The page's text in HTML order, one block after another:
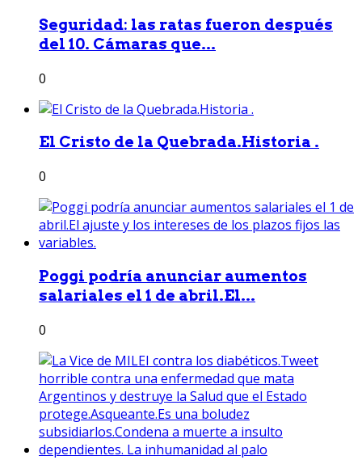
Seguridad: las ratas fueron después
del 10. Cámaras que...
0
El Cristo de la Quebrada.Historia .
0
Poggi podría anunciar aumentos
salariales el 1 de abril.El...
0